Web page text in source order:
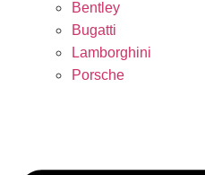
Bentley
Bugatti
Lamborghini
Porsche